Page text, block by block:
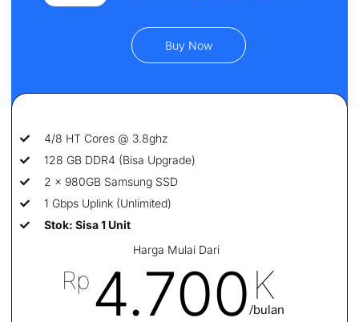
Buy Now
4/8 HT Cores @ 3.8ghz
128 GB DDR4 (Bisa Upgrade)
2 x 980GB Samsung SSD
1 Gbps Uplink (Unlimited)
Stok: Sisa 1 Unit
Harga Mulai Dari
Rp 4.700K
/bulan